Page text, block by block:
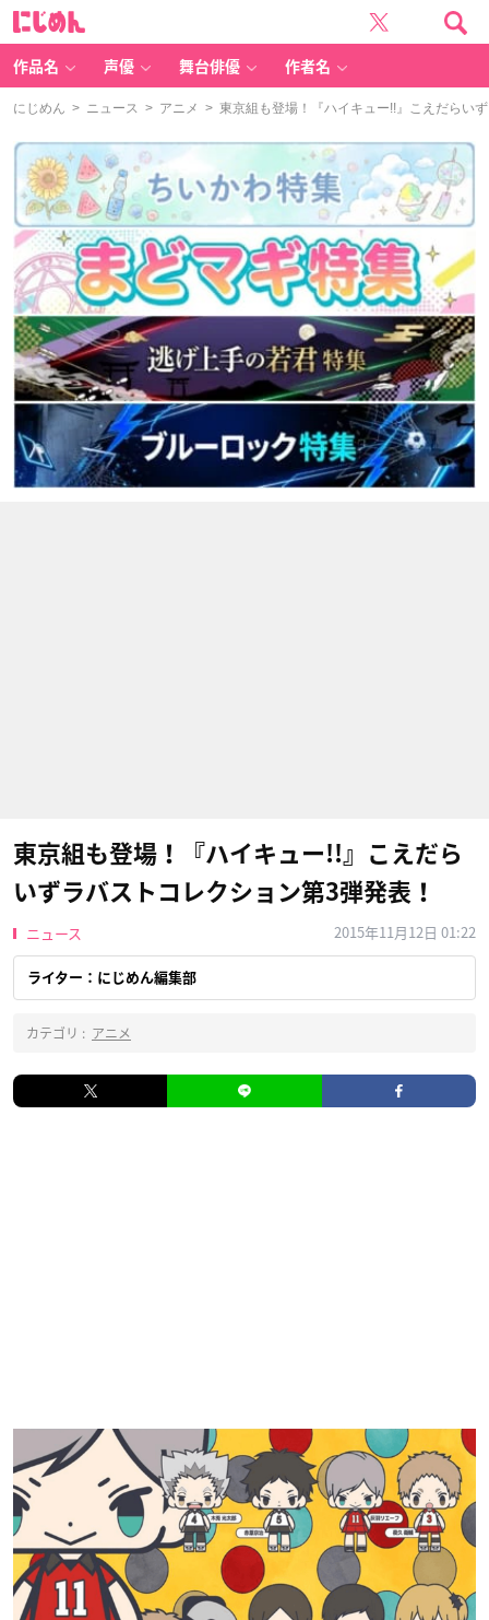
作品名 声優 舞台俳優 作者名
にじめん > ニュース > アニメ > 東京組も登場！『ハイキュー!!』こえだらい
東京組も登場！『ハイキュー!!』こえだら
いずラバストコレクション第3弾発表！
ニュース 2015年11月12日 01:22
ライター：にじめん編集部
カテゴリ : アニメ